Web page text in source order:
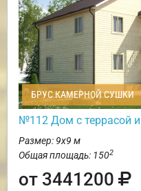
БРУС КАМЕРНОЙ СУШКИ
№112 Дом с террасой
Размер: 9х9 м
Общая площадь: 1502
от 3441200